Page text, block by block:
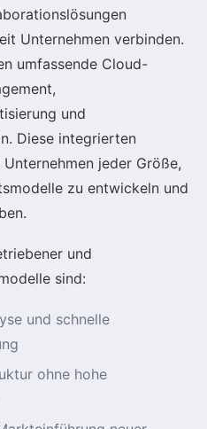
Unternehmen verbinden.
umfassende Cloud-
und
Diese integrierten
jeder Größe,
zu entwickeln und
und
sind:
und schnelle
ohne hohe